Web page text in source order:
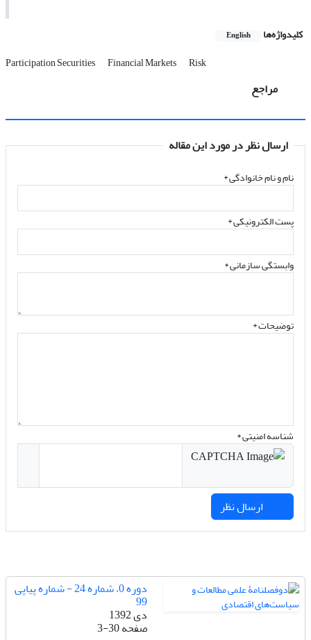
کلیدواژه‌ها English
Participation Securities Financial Markets Risk
مراجع
ارسال نظر در مورد این مقاله
نام و نام خانوادگی*
پست الکترونیکی*
وابستگی سازمانی *
توضیحات *
شناسه امنیتی *
دوره 0، شماره 24 - شماره پیاپی
99
دی 1392
صفحه3-30